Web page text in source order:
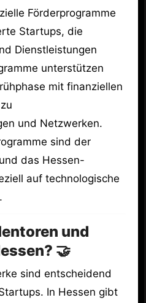
Förderprogramme
Startups, die
Dienstleistungen
unterstützen
mit finanziellen
und Netzwerken.
sind der
das Hessen-
auf technologische
und
🤝
sind entscheidend
In Hessen gibt